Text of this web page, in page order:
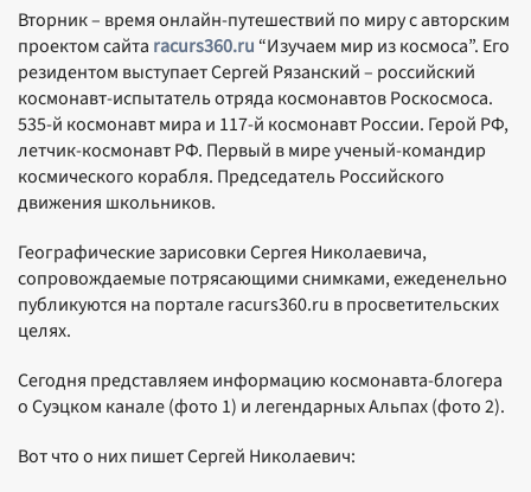
Вторник – время онлайн-путешествий по миру с авторским
проектом сайта racurs360.ru “Изучаем мир из космоса”. Его
резидентом выступает Сергей Рязанский – российский
космонавт-испытатель отряда космонавтов Роскосмоса.
535-й космонавт мира и 117-й космонавт России. Герой РФ,
летчик-космонавт РФ. Первый в мире ученый-командир
космического корабля. Председатель Российского
движения школьников.
Географические зарисовки Сергея Николаевича,
сопровождаемые потрясающими снимками, ежеденельно
публикуются на портале racurs360.ru в просветительских
целях.
Сегодня представляем информацию космонавта-блогера
о Суэцком канале (фото 1) и легендарных Альпах (фото 2).
Вот что о них пишет Сергей Николаевич: